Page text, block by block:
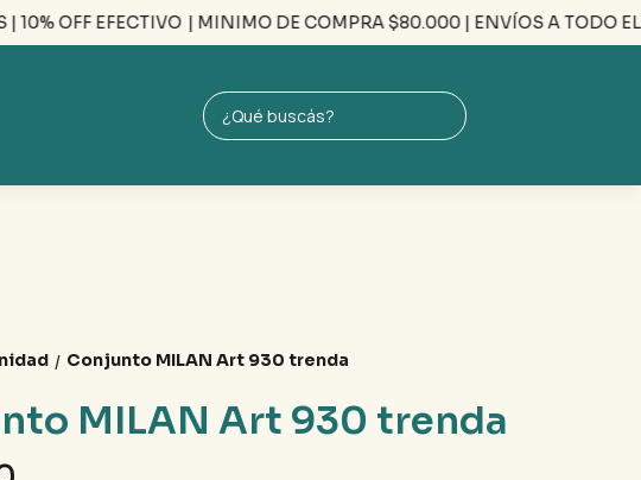
OFF EFECTIVO | MINIMO DE COMPRA $80.000 | ENVÍOS A TODO EL
/ Conjunto MILAN Art 930 trenda
MILAN Art 930 trenda